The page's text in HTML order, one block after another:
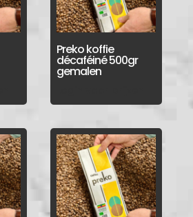
Preko koffie
décaféiné 500gr
gemalen